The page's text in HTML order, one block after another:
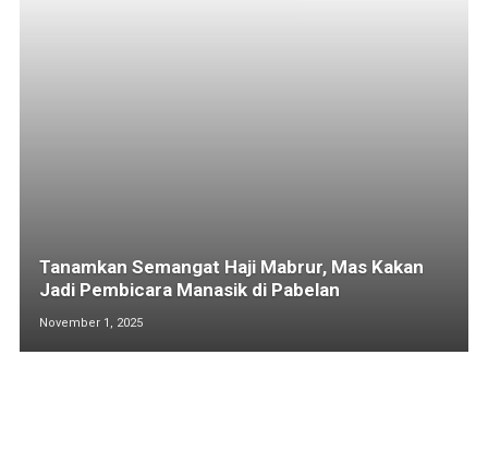
Tanamkan Semangat Haji Mabrur, Mas Kakan
Jadi Pembicara Manasik di Pabelan
November 1, 2025